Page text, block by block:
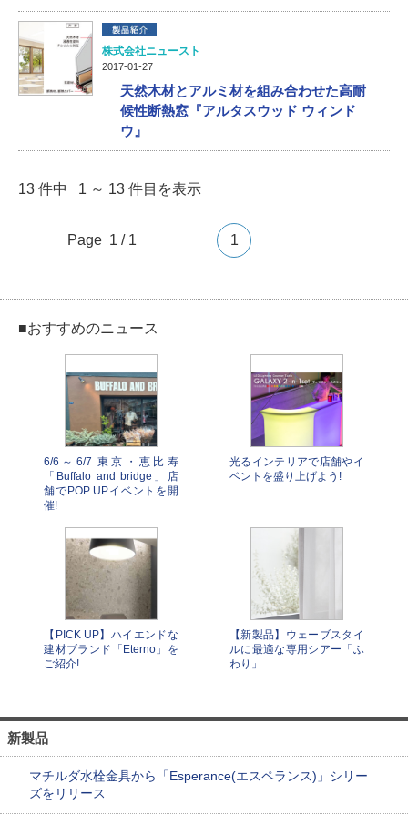
株式会社ニュースト
2017-01-27
天然木材とアルミ材を組み合わせた高耐
候性断熱窓『アルタスウッド ウィンド
ウ』
13 件中 1 ～ 13 件目を表示
Page 1 / 1 1
■おすすめのニュース
6/6～6/7 東京・恵比寿
「Buffalo and bridge」店
舗でPOP UPイベントを開
催!
光るインテリアで店舗やイ
ベントを盛り上げよう!
【PICK UP】ハイエンドな
建材ブランド「Eterno」を
ご紹介!
【新製品】ウェーブスタイ
ルに最適な専用シアー「ふ
わり」
新製品
マチルダ水栓金具から「Esperance(エスペランス)」シリー
ズをリリース